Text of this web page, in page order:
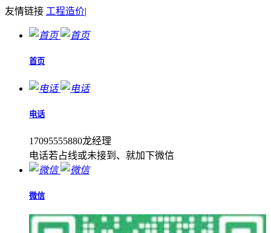
友情链接 工程造价|
首页
电话
17095555880龙经理
电话若占线或未接到、就加下微信
微信